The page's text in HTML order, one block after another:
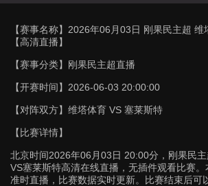
【赛事名称】 2026年06月03日 刚果民主超 维
【高清直播】
【赛事分类】 刚果民主超直播
【开赛时间】 2026-06-03 20:00:00
【对阵双方】 维塔体育 VS 塞莱斯特
【比赛详情】
北京时间2026年06月03日 20:00分，刚果民
VS塞莱斯特高清在线直播，无插件观看比赛
准时直播，比赛数据实时更新。比赛结束后可